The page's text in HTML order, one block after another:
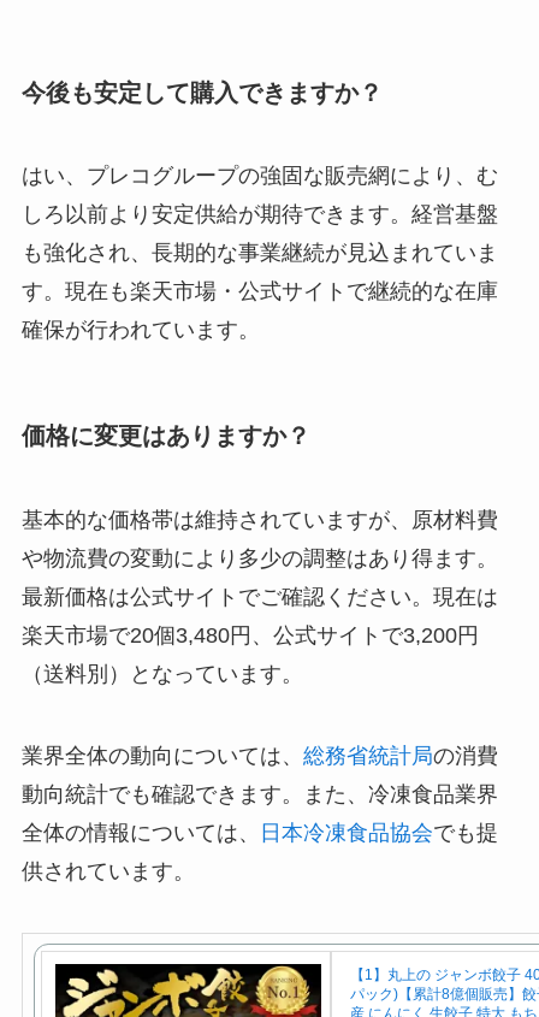
今後も安定して購入できますか？
はい、プレコグループの強固な販売網により、む
しろ以前より安定供給が期待できます。経営基盤
も強化され、長期的な事業継続が見込まれていま
す。現在も楽天市場・公式サイトで継続的な在庫
確保が行われています。
価格に変更はありますか？
基本的な価格帯は維持されていますが、原材料費
や物流費の変動により多少の調整はあり得ます。
最新価格は公式サイトでご確認ください。現在は
楽天市場で20個3,480円、公式サイトで3,200円
（送料別）となっています。
業界全体の動向については、 総務省統計局の消費
動向統計でも確認できます。また、冷凍食品業界
全体の情報については、
日本冷凍食品協会でも提
供されています。
【1】丸上の ジャンボ餃子
パック)【累計8億個販売】